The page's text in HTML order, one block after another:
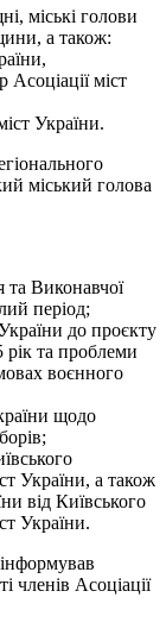
міські голови
а також:
міст
України.
міський голова
та Виконавчої
період;
до проєкту
та проблеми
воєнного
щодо
України, а також
від Київського
України.
членів Асоціації